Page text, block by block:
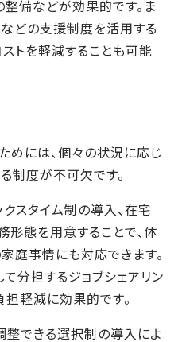
備などが効果的です。ま
どの支援制度を活用する
トを軽減することも可能
めには、個々の状況に応じ
制度が不可欠です。
スタイム制の導入、在宅
態を用意することで、体
庭事情にも対応できます。
分担するジョブシェアリン
軽減に効果的です。
整できる選択制の導入によ